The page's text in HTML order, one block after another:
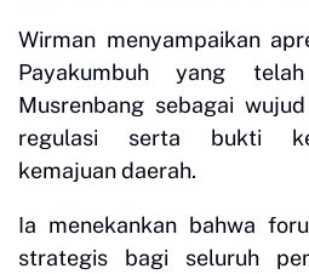
Wirman menyampaikan
Payakumbuh yang telah
Musrenbang sebagai
regulasi serta bukti
kemajuan daerah.
Ia menekankan bahwa
strategis bagi seluruh